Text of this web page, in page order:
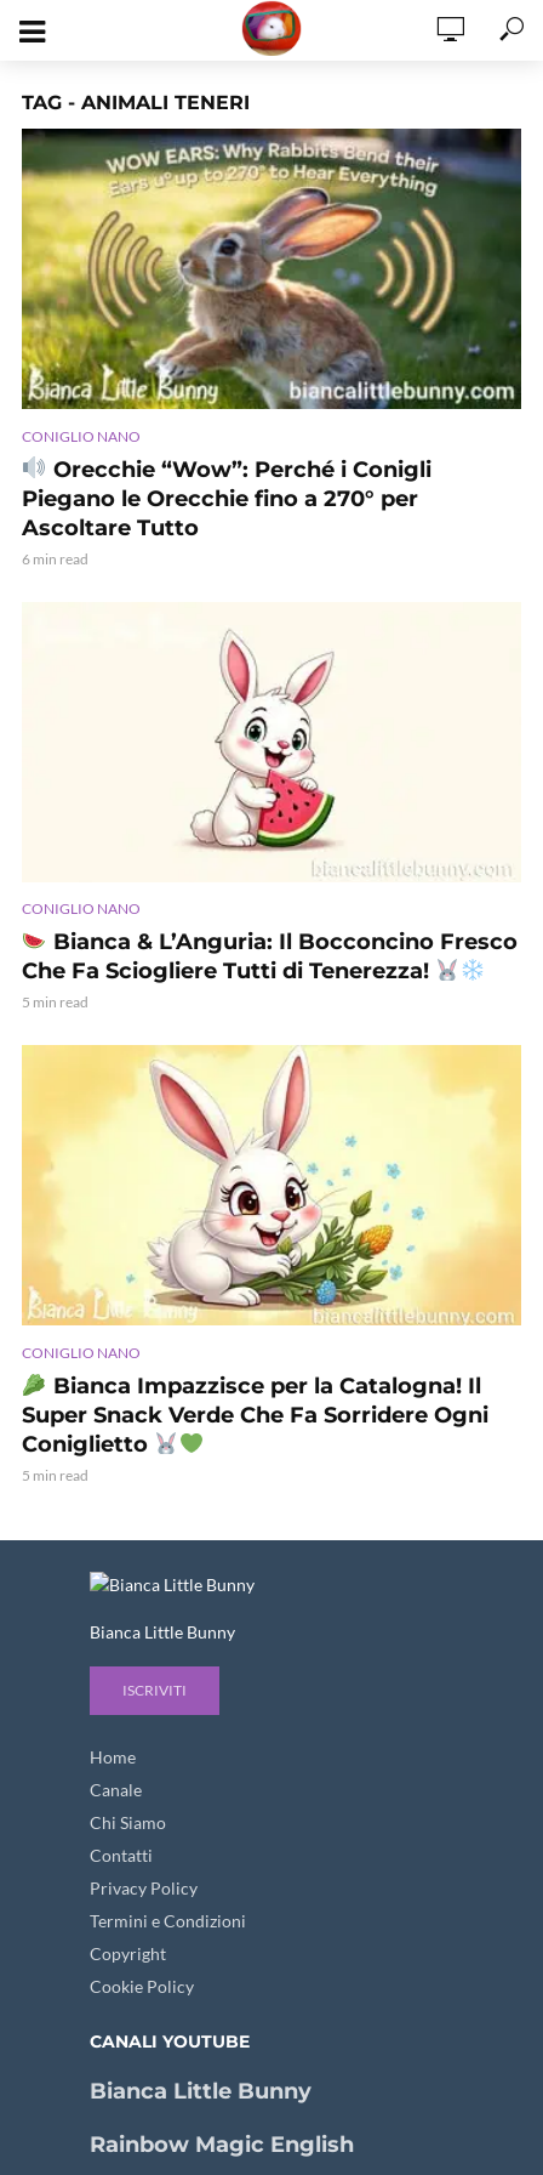
TAG - ANIMALI TENERI
CONIGLIO NANO
Orecchie “Wow”: Perché i Conigli
Piegano le Orecchie fino a 270° per
Ascoltare Tutto
6 min read
CONIGLIO NANO
Bianca & L’Anguria: Il Bocconcino Fresco
Che Fa Sciogliere Tutti di Tenerezza!
5 min read
CONIGLIO NANO
Bianca Impazzisce per la Catalogna! Il
Super Snack Verde Che Fa Sorridere Ogni
Coniglietto
5 min read
Bianca Little Bunny
ISCRIVITI
Home
Canale
Chi Siamo
Contatti
Privacy Policy
Termini e Condizioni
Copyright
Cookie Policy
CANALI YOUTUBE
Bianca Little Bunny
Rainbow Magic English